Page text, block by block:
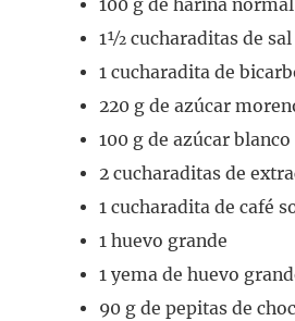
100 g de harina normal
1½ cucharaditas de sal
1 cucharadita de
220 g de azúcar
100 g de azúcar blanco
2 cucharaditas de
1 cucharadita de café
1 huevo grande
1 yema de huevo
90 g de pepitas de